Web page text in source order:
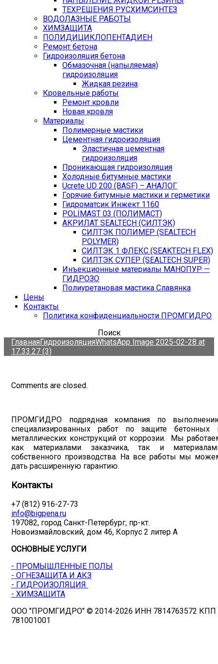
ТЕХРЕШЕНИЯ РУСХИМСИНТЕЗ
ВОДОЛАЗНЫЕ РАБОТЫ
ХИМЗАЩИТА
ПОЛИДИЦИКЛОПЕНТАДИЕН
Ремонт бетона
Гидроизоляция бетона
Обмазочная (напыляемая)
гидроизоляция
Жидкая резина
Кровельные работы
Ремонт кровли
Новая кровля
Материалы
Полимерные мастики
Цементная гидроизоляция
Эластичная цементная
гидроизоляция
Проникающая гидроизоляция
Холодные битумные мастики
Ucrete UD 200 (BASF) – АНАЛОГ
Горячие битумные мастики и герметики
Гидроматсик Инжект 1160
POLIMAST 03 (ПОЛИМАСТ)
АКРИЛАТ SEALTECH (СИЛТЭК)
СИЛТЭК ПОЛИМЕР (SEALTECH
POLYMER)
СИЛТЭК 1 ФЛЕКС (SEAKTECH FLEX)
СИЛТЭК СУПЕР (SEALTECH SUPER)
Инъекционные материалы МАНОПУР —
ГИДРОЗО
Полиуретановая мастика Славянка
Цены
Контакты
Политика конфиденциальности ПРОМГИДРО
Поиск
ГлавнаяГидроизоляцияWhatsApp Image 2025-02-28 at
17.33.27 (3)
Comments are closed.
ПРОМГИДРО подрядная компания по
специализированных работ по защите бетонных
металлических конструкций от коррозии. Мы
как материалами заказчика, так и
собственного производства. На все работы мы
дать расширенную гарантию.
Контакты
+7 (812) 916-27-73
info@bigpena.ru
197082, город Санкт-Петербург, пр-кт.
Новоизмайловский, дом 46, Корпус 2 литер А
ОСНОВНЫЕ УСЛУГИ
- ПРОМЫШЛЕННЫЕ ПОЛЫ
- ОГНЕЗАЩИТА И АКЗ
- ГИДРОИЗОЛЯЦИЯ
- ХИМЗАЩИТА
ООО "ПРОМГИДРО" © 2014-2026 ИНН 7814763572 КПП
781001001